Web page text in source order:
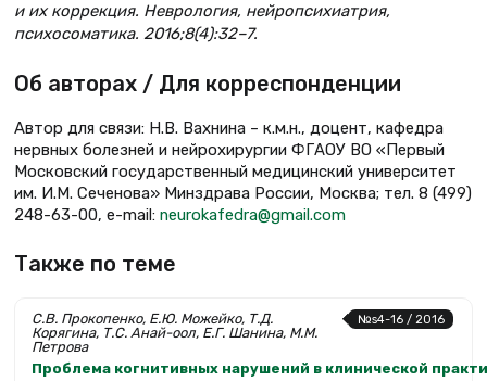
и их коррекция. Неврология, нейропсихиатрия,
психосоматика. 2016;8(4):32–7.
Об авторах / Для корреспонденции
Автор для связи: Н.В. Вахнина – к.м.н., доцент, кафедра
нервных болезней и нейрохирургии ФГАОУ ВО «Первый
Московский государственный медицинский университет
им. И.М. Сеченова» Минздрава России, Москва; тел. 8 (499)
248-63-00, e-mail: neurokafedra@gmail.com
Также по теме
№s4-16 / 2016
С.В. Прокопенко, Е.Ю. Можейко, Т.Д.
Корягина, Т.С. Анай-оол, Е.Г. Шанина, М.М.
Петрова
Проблема когнитивных нарушений в клинической